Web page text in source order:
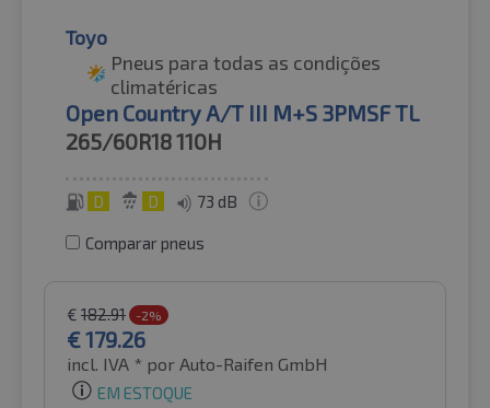
Toyo
Pneus para todas as condições
climatéricas
Open Country A/T III M+S 3PMSF TL
265/60R18110H
D D 73 dB
Comparar pneus
€ 182.91 -2%
€179.26
incl. IVA * por Auto-Raifen GmbH
EM ESTOQUE